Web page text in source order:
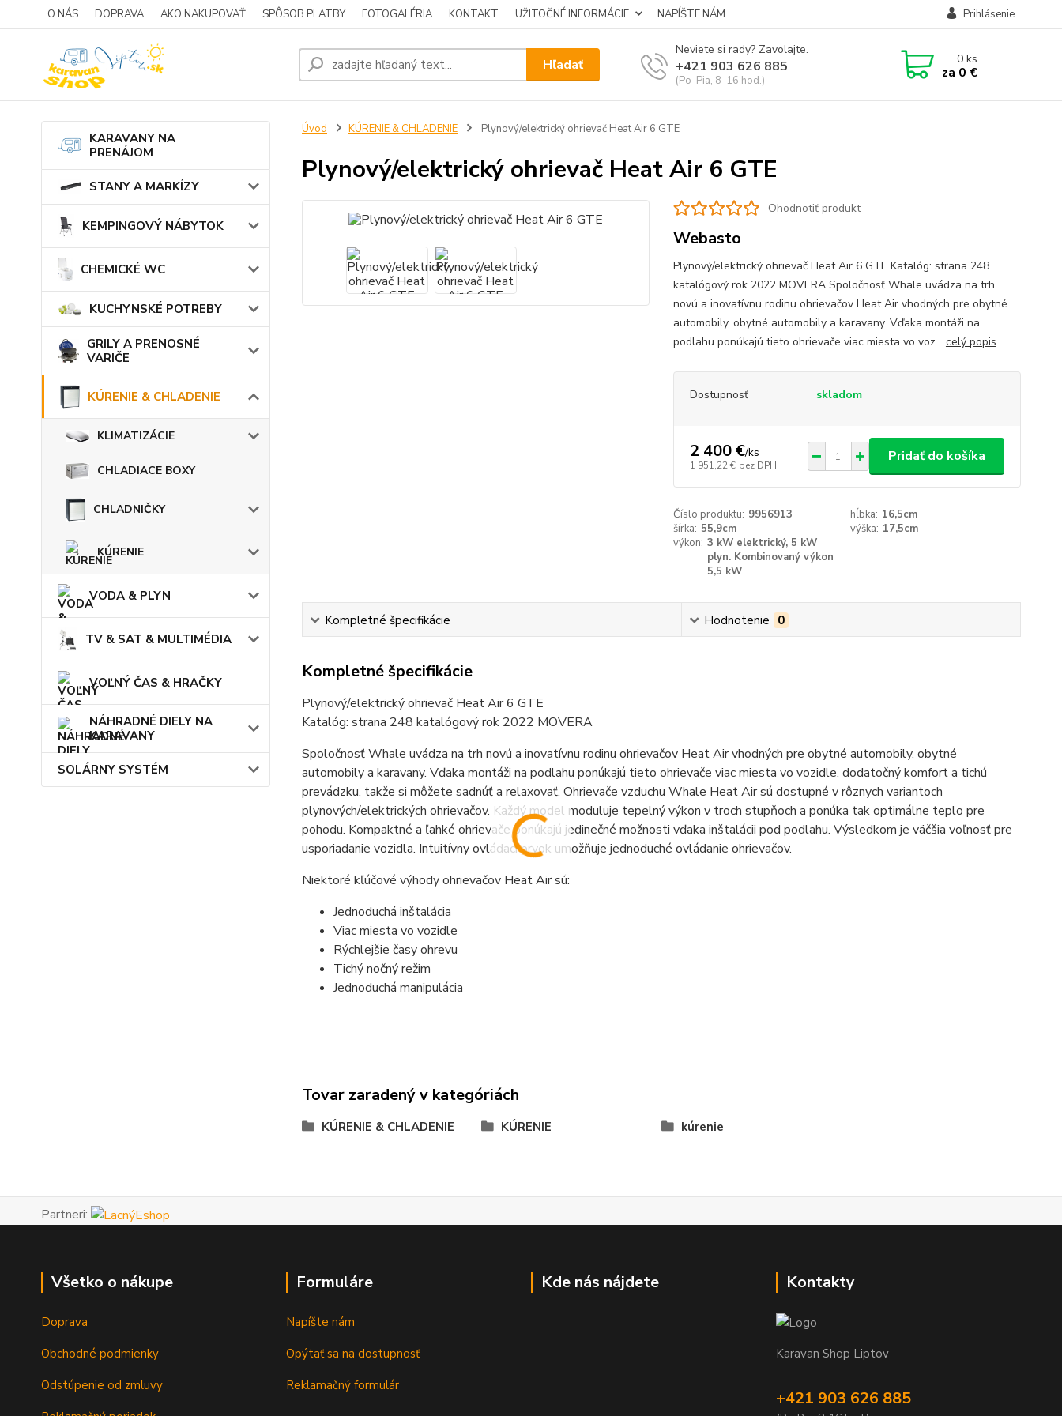
O NÁS DOPRAVA AKO NAKUPOVAŤ SPÔSOB PLATBY FOTOGALÉRIA KONTAKT UŽITOČNÉ INFORMÁCIE NAPÍŠTE NÁM Prihlásenie
Hľadať
Neviete si rady? Zavolajte.
+421 903 626 885
(Po-Pia, 8-16 hod.)
0ks
za 0 €
KARAVANY NA
PRENÁJOM
STANY A MARKÍZY
KEMPINGOVÝ NÁBYTOK
CHEMICKÉ WC
KUCHYNSKÉ POTREBY
GRILY A PRENOSNÉ
VARIČE
KÚRENIE & CHLADENIE
KLIMATIZÁCIE
CHLADIACE BOXY
CHLADNIČKY
KÚRENIE
VODA & PLYN
TV & SAT & MULTIMÉDIA
VOĽNÝ ČAS & HRAČKY
NÁHRADNÉ DIELY NA
KARAVANY
SOLÁRNY SYSTÉM
Úvod KÚRENIE & CHLADENIE Plynový/elektrický ohrievač Heat Air 6 GTE
Plynový/elektrický ohrievač Heat Air 6 GTE
Ohodnotiť produkt
Webasto
Plynový/elektrický ohrievač Heat Air 6 GTE Katalóg: strana 248
katalógový rok 2022 MOVERA Spoločnosť Whale uvádza na trh
novú a inovatívnu rodinu ohrievačov Heat Air vhodných pre obytné
automobily, obytné automobily a karavany. Vďaka montáži na
podlahu ponúkajú tieto ohrievače viac miesta vo voz... celý popis
Dostupnosť skladom
2 400 €/ks
1 951,22 € bez DPH
Pridať do košíka
Číslo produktu: 9956913 hĺbka: 16,5cm
šírka: 55,9cm výška: 17,5cm
výkon: 3 kW elektrický, 5 kW
plyn. Kombinovaný výkon
5,5 kW
Kompletné špecifikácie Hodnotenie 0
Kompletné špecifikácie
Plynový/elektrický ohrievač Heat Air 6 GTE
Katalóg: strana 248 katalógový rok 2022 MOVERA
Spoločnosť Whale uvádza na trh novú a inovatívnu rodinu ohrievačov Heat Air vhodných pre obytné automobily, obytné
automobily a karavany. Vďaka montáži na podlahu ponúkajú tieto ohrievače viac miesta vo vozidle, dodatočný komfort a tichú
prevádzku, takže si môžete sadnúť a relaxovať. Ohrievače vzduchu Whale Heat Air sú dostupné v rôznych variantoch
plynových/elektrických ohrievačov. Každý model moduluje tepelný výkon v troch stupňoch a ponúka tak optimálne teplo pre
pohodu. Kompaktné a ľahké ohrievače ponúkajú jedinečné možnosti vďaka inštalácii pod podlahu. Výsledkom je väčšia voľnosť pre
usporiadanie vozidla. Intuitívny ovládací prvok umožňuje jednoduché ovládanie ohrievačov.
Niektoré kľúčové výhody ohrievačov Heat Air sú:
Jednoduchá inštalácia
Viac miesta vo vozidle
Rýchlejšie časy ohrevu
Tichý nočný režim
Jednoduchá manipulácia
Tovar zaradený v kategóriách
KÚRENIE & CHLADENIE KÚRENIE kúrenie
Partneri:
Všetko o nákupe
Doprava
Obchodné podmienky
Odstúpenie od zmluvy
Formuláre
Napíšte nám
Opýtať sa na dostupnosť
Reklamačný formulár
Kde nás nájdete Kontakty
Karavan Shop Liptov
+421 903 626 885